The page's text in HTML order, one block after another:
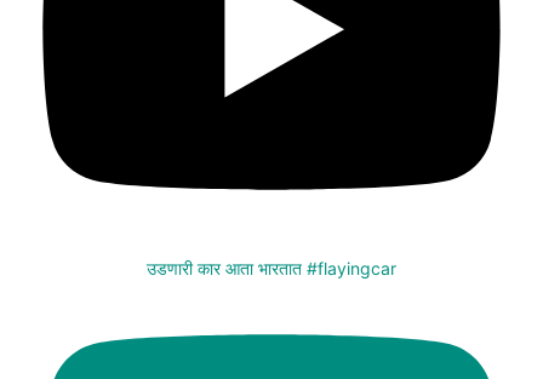
उडणारी कार आता भारतात #flayingcar